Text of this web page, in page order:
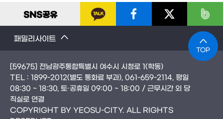
SNS공유
패밀리사이트
TOP
[59675] 전남광주통합특별시 여수시 시청로 1(학동)
TEL : 1899-2012(별도 통화료 부과) , 061-659-2114 , 평일
08:30 ~ 18:30, 토·공휴일 09:00 ~ 18:00 / 근무시간 외 당
직실로 연결
COPYRIGHT BY YEOSU-CITY. ALL RIGHTS